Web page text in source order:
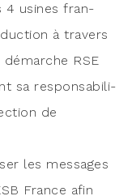
4 usines fran­
à tra­vers
RSE
sa res­pon­sa­bi­li­
de
les mes­sages
France afin